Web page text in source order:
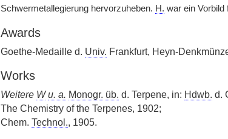
Schwermetallegierung hervorzuheben. H. war ein Vorbild
Awards
Goethe-Medaille d. Univ. Frankfurt, Heyn-
Works
Weitere W u. a. Monogr. üb. d. Terpene, in: Hdwb. d.
The Chemistry of the Terpenes, 1902;
Chem. Technol., 1905.